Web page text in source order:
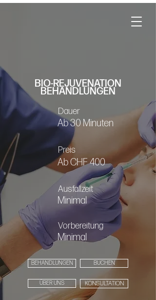
BIO-REJUVENATION
BEHANDLUNGEN
Dauer
Ab 30 Minuten
Preis
Ab CHF 400
Ausfallzeit
Minimal
Vorbereitung
Minimal
BEHANDLUNGEN BUCHEN
ÜBER UNS KONSULTATION